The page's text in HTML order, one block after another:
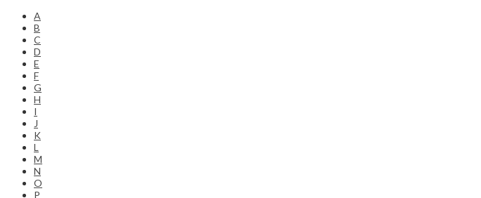
A
B
C
D
E
F
G
H
I
J
K
L
M
N
O
P